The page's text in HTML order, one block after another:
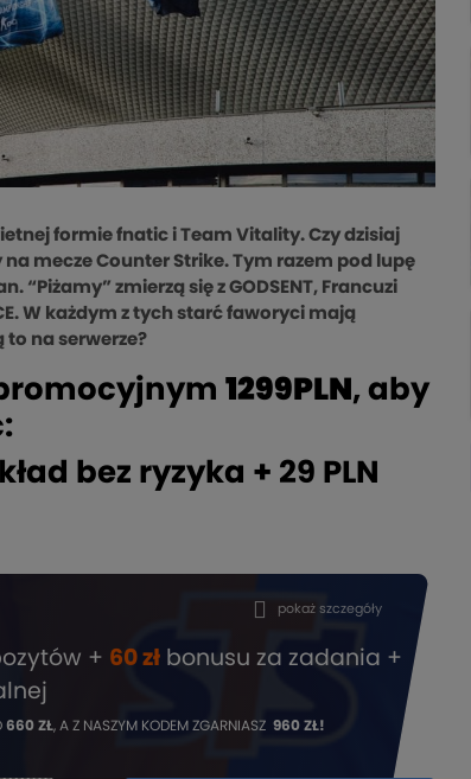
formie fnatic i Team Vitality. Czy dzisiaj
mecze Counter Strike. Tym razem pod lupę
“Piżamy” zmierzą się z GODSENT, Francuzi
W każdym z tych starć faworyci mają
na serwerze?
1299PLN , aby
bez ryzyka + 29 PLN
+ 60 zł bonusu za zadania +
660 ZŁ, A Z NASZYM KODEM ZGARNIASZ 960 ZŁ!
pokaż szczegóły